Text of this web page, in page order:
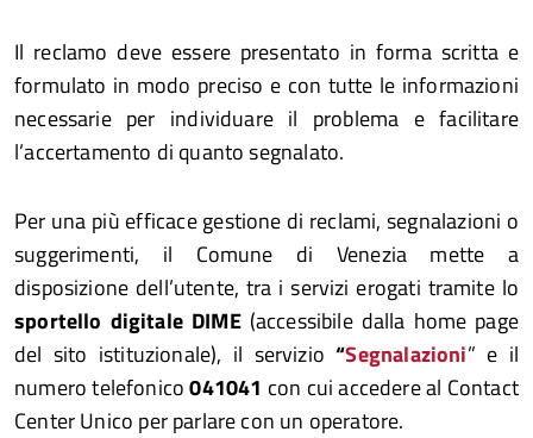
Il reclamo deve essere presentato in forma scritta e
formulato in modo preciso e con tutte le informazioni
necessarie per individuare il problema e facilitare
l’accertamento di quanto segnalato.
Per una più efficace gestione di reclami, segnalazioni o
suggerimenti, il Comune di Venezia mette a
disposizione dell’utente, tra i servizi erogati tramite lo
sportello digitale DIME(accessibile dalla home page
del sito istituzionale), il servizio“Segnalazioni” e il
numero telefonico041041 con cui accedere al Contact
Center Unico per parlare con un operatore.